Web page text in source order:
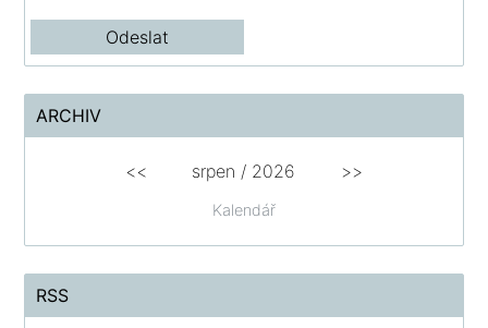
ARCHIV
Kalendář
<< srpen / 2026 >>
RSS